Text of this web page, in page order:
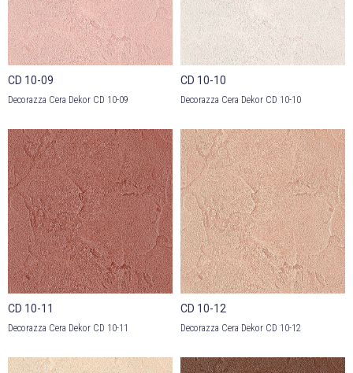
CD 10-09
Decorazza Cera Dekor CD 10-09
CD 10-10
Decorazza Cera Dekor CD 10-10
CD 10-11
Decorazza Cera Dekor CD 10-11
CD 10-12
Decorazza Cera Dekor CD 10-12